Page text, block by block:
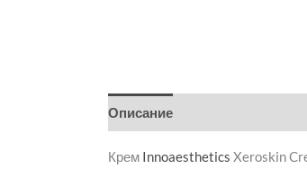
Описание
Крем Innoaesthetics Xeroskin